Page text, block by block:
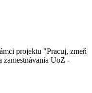
projektu "Pracuj, zmeň
UoZ -